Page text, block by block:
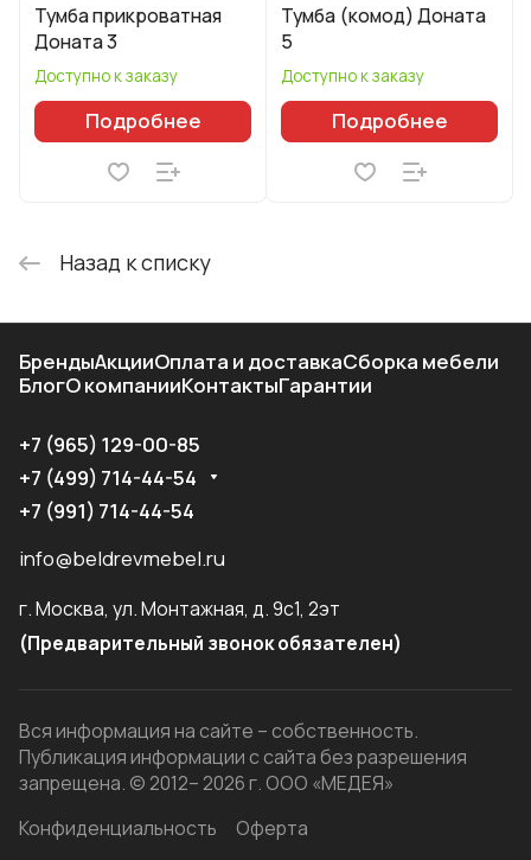
Тумба прикроватная
Доната 3
Доступно к заказу
Подробнее
Тумба (комод) Доната
5
Доступно к заказу
Подробнее
Назад к списку
БрендыАкцииОплата и доставкаСборка мебели
БлогО компанииКонтактыГарантии
+7 (965) 129-00-85
+7 (499) 714-44-54
+7 (991) 714-44-54
info@beldrevmebel.ru
г. Москва, ул. Монтажная, д. 9с1, 2эт
(Предварительный звонок обязателен)
Вся информация на сайте – собственность.
Публикация информации с сайта без разрешения
запрещена. © 2012– 2026 г. ООО «МЕДЕЯ»
Конфиденциальность
Оферта